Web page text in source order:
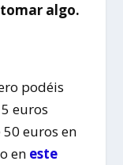
algo.
podéis
euros
euros en
en este